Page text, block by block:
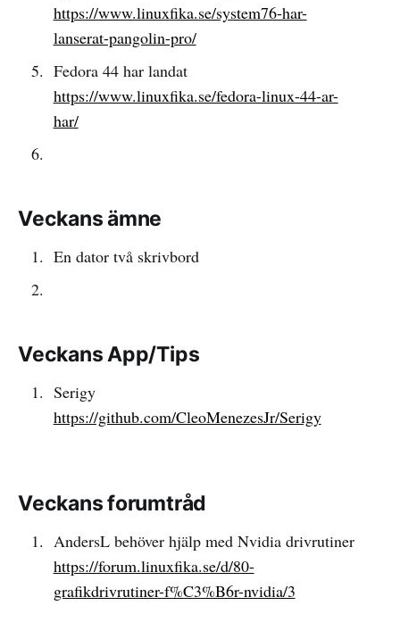
https://www.linuxfika.se/system76-har-
lanserat-pangolin-pro/
Fedora 44 har landat
https://www.linuxfika.se/fedora-linux-44-ar-
har/
Veckans ämne
En dator två skrivbord
Veckans App/Tips
Serigy
https://github.com/CleoMenezesJr/Serigy
Veckans forumtråd
AndersL behöver hjälp med Nvidia drivrutiner
https://forum.linuxfika.se/d/80-
grafikdrivrutiner-f%C3%B6r-nvidia/3